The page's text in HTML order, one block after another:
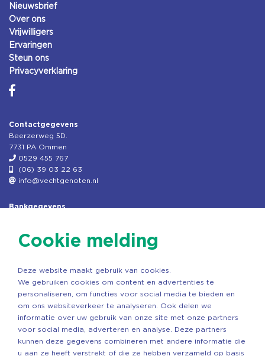
Nieuwsbrief
Over ons
Vrijwilligers
Ervaringen
Steun ons
Privacyverklaring
Contactgegevens
Beerzerweg 5D.
7731 PA Ommen
0529 455 767
(06) 39 03 22 63
info@vechtgenoten.nl
Bankgegevens
Rek.nr: NL85RABO0127579230
Copyright ©2026 Vechtgenoten
Cookie melding
Deze website maakt gebruik van cookies.
We gebruiken cookies om content en advertenties te
personaliseren, om functies voor social media te bieden en
om ons websiteverkeer te analyseren. Ook delen we
informatie over uw gebruik van onze site met onze partners
voor social media, adverteren en analyse. Deze partners
kunnen deze gegevens combineren met andere informatie die
u aan ze heeft verstrekt of die ze hebben verzameld op basis